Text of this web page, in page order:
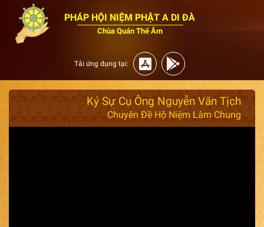
PHÁP HỘI NIỆM PHẬT A DI ĐÀ
Chùa Quán Thế Âm
Tải ứng dụng tại:
Ký Sự Cụ Ông Nguyễn Văn Tịch
Chuyên Đề Hộ Niệm Lâm Chung